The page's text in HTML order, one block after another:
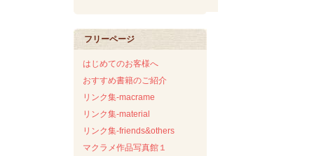
フリーページ
はじめてのお客様へ
おすすめ書籍のご紹介
リンク集-macrame
リンク集-material
リンク集-friends&others
マクラメ作品写真館１